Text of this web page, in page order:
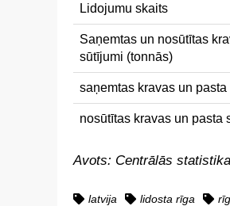
Lidojumu skaits
Saņemtas un nosūtītas
sūtījumi (tonnās)
saņemtas kravas un pasta
nosūtītas kravas un pasta
Avots: Centrālās
latvija lidosta rīga